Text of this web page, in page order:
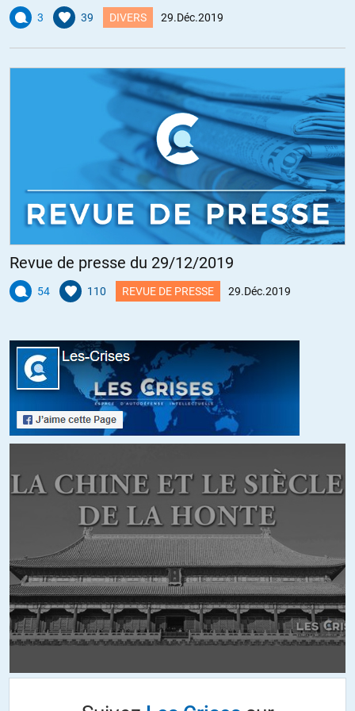
+19
Jérôme//30.12.2019 à 08h38
De mémoire, les chiffres officiels (reconnus par ce petit monde de la
presse subventionnée par l’Etat pour porter la propagande du régime
français) montrent que les Français n’ont quasiment plus confiance
dans le personnel politique et la presse en France.
Pourtant, la violence de ces médias est toujours aussi prégnante.
Ces militants politiques qui ont obtenu une carte de presse et de
belles rémunérations parce qu’ils sont justement des propagandistes
« font du bon boulot », celui qui est rémunérateur en France.
Donc, tout le monde a compris quels sont les intérêts financiers des
propagandistes-macronistes, mais on peut s’interroger sur la
capacité de leurs interlocuteurs à s’exprimer et défendre leurs
opinions face à eux.
Il me semblerait opportun qu’ils commencent leurs explications en
journalisme mais vous utilisez votre position dans les médias pour
défendre votre cause et donc vous êtes un opposant politique. Que
les gens qui nous écoutent, le sachent »
+36 ALERTER
Larousse
D’ accord avec vous les invités opposants sont trop souvent très
tendres avec leurs interviewers; ils pourraient au moins une fois
pendant l’interview calmement faire l’analyse sémantique et de la
construction d’une question pour montrer aux auditeurs le parti
prix du journaliste. Or ils sont gentils et pris dans le flux… Seul J-L
Mélenchon fait de temps en temps cet exercice, mais pas souvent
calmement. Les journalistes ont des éléments de langage très
identifiables et les invités les oublient trop facilement, ils ne
prennent pas le temps d’en décortiquer quelques uns pour montrer
comment régulièrement raisonnent, parlent les « chiens de garde ».
3 39 DIVERS 29.Déc.2019
Revue de presse du 29/12/2019
54 110 REVUE DE PRESSE 29.Déc.2019